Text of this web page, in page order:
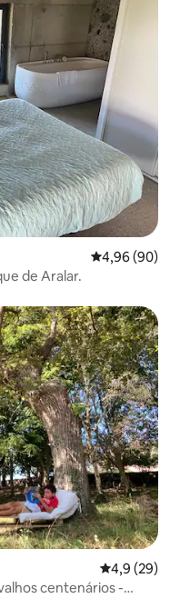
4,96 de uma
4,96 (90)
de Aralar.
4,9 de uma
4,9 (29)
centenários -